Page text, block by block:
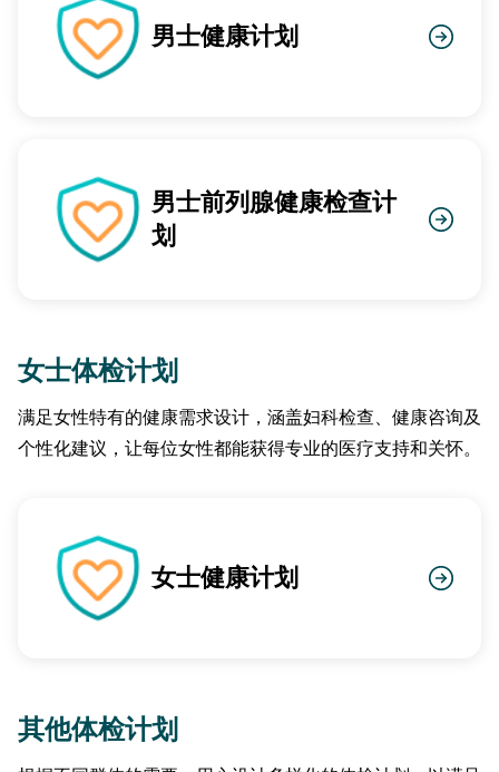
男士健康计划
男士前列腺健康检查计
划
女士体检计划
满足女性特有的健康需求设计，涵盖妇科检查、健康咨询及
个性化建议，让每位女性都能获得专业的医疗支持和关怀。
女士健康计划
其他体检计划